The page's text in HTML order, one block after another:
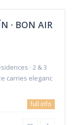
· BON AIR
· 2 & 3
carries eleganc
full info